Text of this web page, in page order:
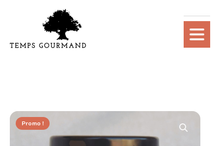
Promo !